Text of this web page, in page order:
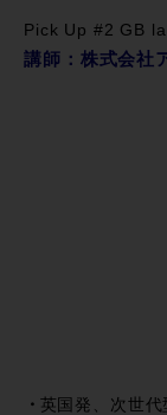
Pick Up #2 GB
講師：株式会
英国発、次世